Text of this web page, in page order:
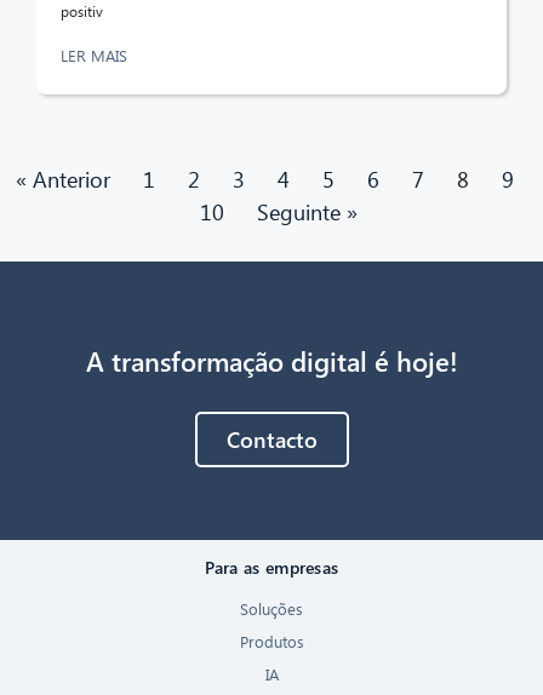
positiv
LER MAIS
« Anterior 1 2 3 4 5 6 7 8
9
10
Seguinte »
A transformação digital é hoje!
Contacto
Para as empresas
Soluções
Produtos
IA